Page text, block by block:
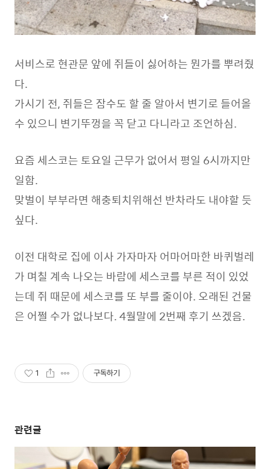
서비스로 현관문 앞에 쥐들이 싫어하는 뭔가를 뿌려줬
다.
가시기 전, 쥐들은 잠수도 할 줄 알아서 변기로 들어올
수 있으니 변기뚜껑을 꼭 닫고 다니라고 조언하심.
요즘 세스코는 토요일 근무가 없어서 평일 6시까지만
일함.
맞벌이 부부라면 해충퇴치위해선 반차라도 내야할 듯
싶다.
이전 대학로 집에 이사 가자마자 어마어마한 바퀴벌레
가 며칠 계속 나오는 바람에 세스코를 부른 적이 있었
는데 쥐 때문에 세스코를 또 부를 줄이야. 오래된 건물
은 어쩔 수가 없나보다. 4월말에 2번째 후기 쓰겠음.
1 구독하기
관련글